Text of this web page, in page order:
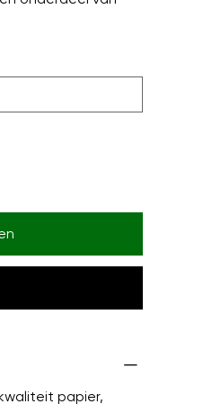
papier,